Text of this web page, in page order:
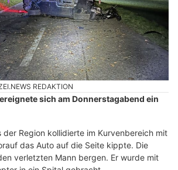
REDAKTION
sich am Donnerstagabend ein
der Region kollidierte im Kurvenbereich mit
das Auto auf die Seite kippte. Die
verletzten Mann bergen. Er wurde mit